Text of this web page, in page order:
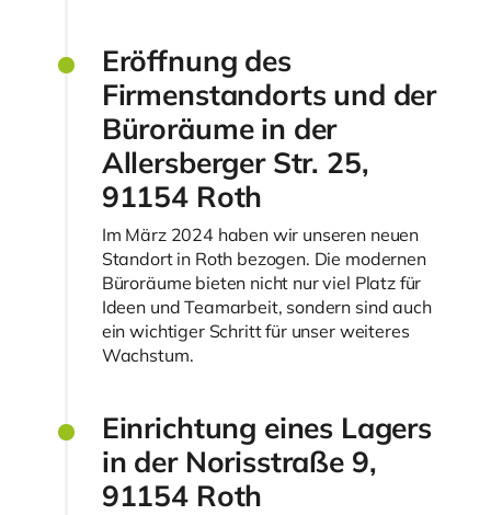
Eröffnung des
Firmenstandorts und der
Büroräume in der
Allersberger Str. 25,
91154 Roth
Im März 2024 haben wir unseren neuen
Standort in Roth bezogen. Die modernen
Büroräume bieten nicht nur viel Platz für
Ideen und Teamarbeit, sondern sind auch
ein wichtiger Schritt für unser weiteres
Wachstum.
Einrichtung eines Lagers
in der Norisstraße 9,
91154 Roth